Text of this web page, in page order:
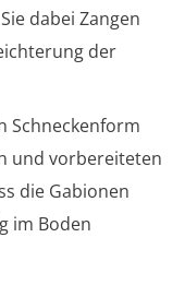
dabei Zangen
der
Schneckenform
und vorbereiteten
die Gabionen
im Boden